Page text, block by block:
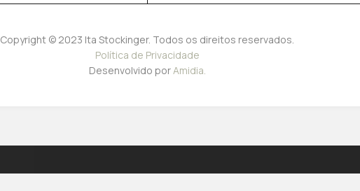
Copyright © 2023 Ita Stockinger. Todos os direitos reservados.
Política de Privacidade
Desenvolvido por Amidia.